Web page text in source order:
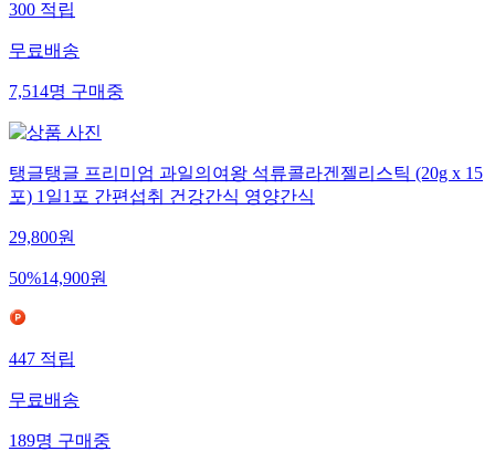
300 적립
무료배송
7,514명 구매중
탱글탱글 프리미엄 과일의여왕 석류콜라겐젤리스틱 (20g x 15
포) 1일1포 간편섭취 건강간식 영양간식
29,800원
50%14,900원
447 적립
무료배송
189명 구매중